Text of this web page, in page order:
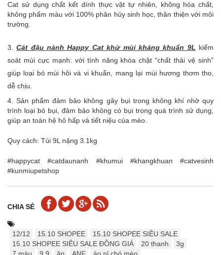
Cat sử dụng chất kết dính thực vật tự nhiên, không hóa chất,
không phẩm màu với 100% phân hủy sinh học, thân thiện với môi
trường.
3.Cát đậu nành Happy Cat khử mùi kháng khuẩn 9L kiểm
soát mùi cực mạnh: với tính năng khóa chặt “chất thải vệ sinh”
giúp loại bỏ mùi hôi và vi khuẩn, mang lại mùi hương thơm tho,
dễ chịu.
4. Sản phẩm đảm bảo không gây bụi trong không khí nhờ quy
trình loại bỏ bụi, đảm bảo không có bụi trong quá trình sử dụng,
giúp an toàn hệ hô hấp và tiết niệu của mèo.
Quy cách: Túi 9L nặng 3.1kg
#happycat #catdaunanh #khumui #khangkhuan #catvesinh
#kunmiupetshop
CHIA SẺ
12/12 15.10 SHOPEE
15.10 SHOPEE SIÊU SALE
15.10 SHOPEE SIÊU SALE ĐỒNG GIÁ
20 thanh
3g